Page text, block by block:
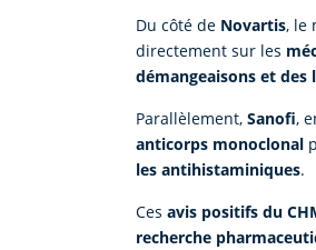
Du côté de Novartis, le
directement sur les
démangeaisons et des
Parallèlement, Sanofi,
anticorps monoclonal
les antihistaminiques.
Ces avis positifs du
recherche